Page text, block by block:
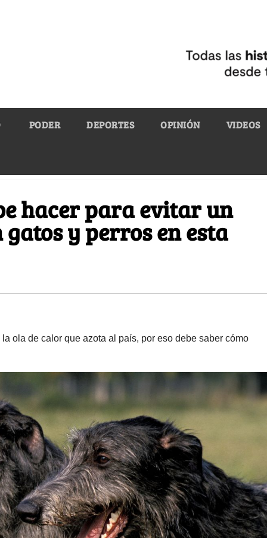
PODER DEPORTES OPINIÓN VIDEOS
hacer para evitar un
y perros en esta
ola de calor que azota al país, por eso debe saber cómo